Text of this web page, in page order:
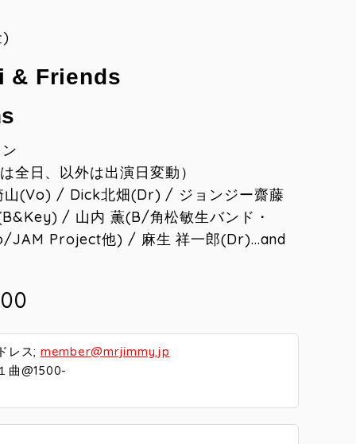
)
& Friends
全日、以外は出演日変動）
山(Vo) / Dick北畑(Dr) / ジョンジー齋藤
/ 山内 薫(B/角松敏生バンド・
JAM Project他) / 麻生 祥一郎(Dr)…and
レス; member@mrjimmy.jp
曲@1500-